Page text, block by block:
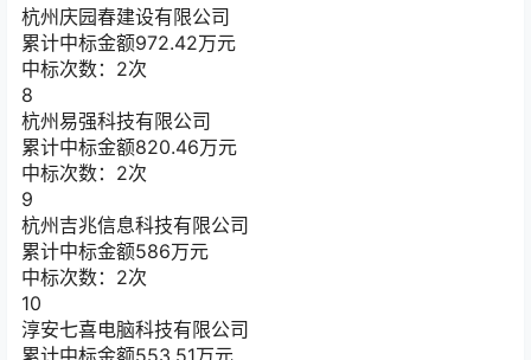
杭州庆园春建设有限公司
累计中标金额972.42万元
中标次数：2次
8
杭州易强科技有限公司
累计中标金额820.46万元
中标次数：2次
9
杭州吉兆信息科技有限公司
累计中标金额586万元
中标次数：2次
10
淳安七喜电脑科技有限公司
累计中标金额553.51万元